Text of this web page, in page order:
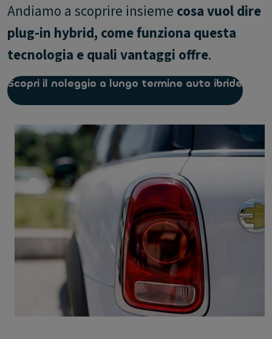
Andiamo a scoprire insieme cosa vuol dire
plug-in hybrid, come funziona questa
tecnologia e quali vantaggi offre.
Scopri il noleggio a lungo termine auto ibride